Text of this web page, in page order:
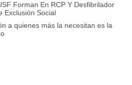
Forman En RCP Y Desfibrilador
Exclusión Social
a quienes más la necesitan es la